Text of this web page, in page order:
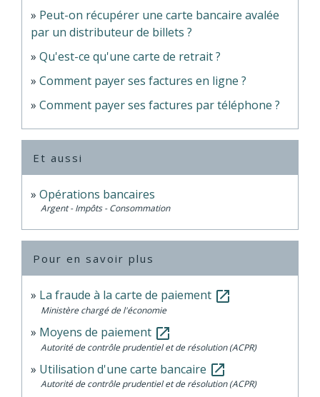
Peut-on récupérer une carte bancaire avalée
par un distributeur de billets ?
Qu'est-ce qu'une carte de retrait ?
Comment payer ses factures en ligne ?
Comment payer ses factures par téléphone ?
Et aussi
Opérations bancaires
Argent - Impôts - Consommation
Pour en savoir plus
La fraude à la carte de paiement open_in_new
Ministère chargé de l'économie
Moyens de paiement open_in_new
Autorité de contrôle prudentiel et de résolution (ACPR)
Utilisation d'une carte bancaire open_in_new
Autorité de contrôle prudentiel et de résolution (ACPR)